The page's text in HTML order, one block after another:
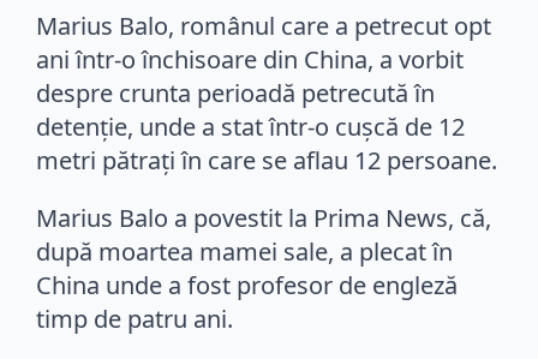
Marius Balo, românul care a petrecut opt
ani într-o închisoare din China, a vorbit
despre crunta perioadă petrecută în
detenție, unde a stat într-o cuşcă de 12
metri pătraţi în care se aflau 12 persoane.
Marius Balo a povestit la Prima News, că,
după moartea mamei sale, a plecat în
China unde a fost profesor de engleză
timp de patru ani.